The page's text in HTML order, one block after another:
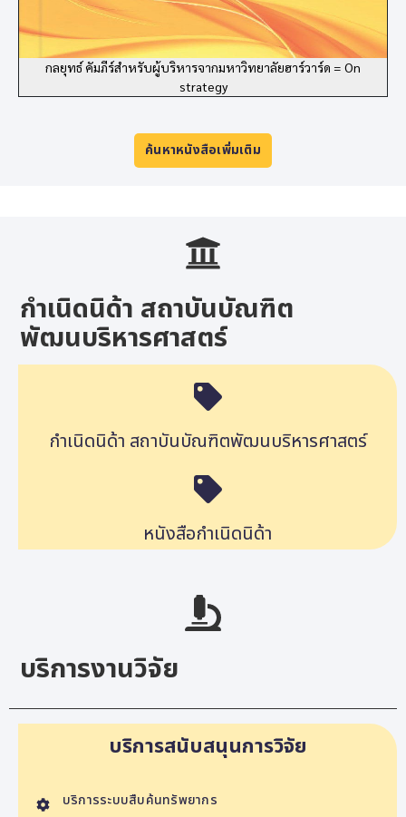
กลยุทธ์ คัมภีร์สำหรับผู้บริหารจากมหาวิทยาลัยฮาร์วาร์ด = On
strategy
ค้นหาหนังสือเพิ่มเติม
กำเนิดนิด้า สถาบันบัณฑิต
พัฒนบริหารศาสตร์
กำเนิดนิด้า สถาบันบัณฑิตพัฒนบริหารศาสตร์
หนังสือกำเนิดนิด้า
บริการงานวิจัย
บริการสนับสนุนการวิจัย
บริการระบบสืบค้นทรัพยากร